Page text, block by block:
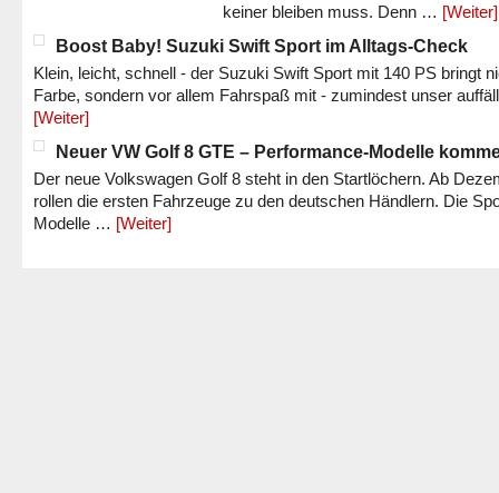
keiner bleiben muss. Denn … [Weiter]
Boost Baby! Suzuki Swift Sport im Alltags-Check
Klein, leicht, schnell - der Suzuki Swift Sport mit 140 PS bringt
Farbe, sondern vor allem Fahrspaß mit - zumindest unser
[Weiter]
Neuer VW Golf 8 GTE – Performance-Modelle
Der neue Volkswagen Golf 8 steht in den Startlöchern. Ab
rollen die ersten Fahrzeuge zu den deutschen Händlern. Die
Modelle … [Weiter]